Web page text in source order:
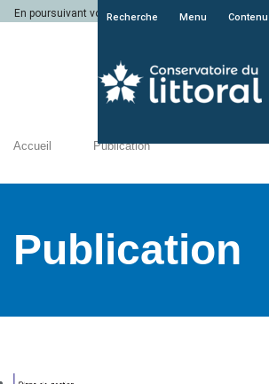
En poursuivant votre navigation sur le site du
Recherche Menu Contenu
Accueil Publication
Publication